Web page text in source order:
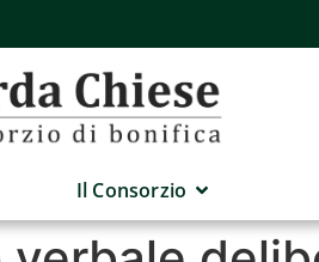
Il Consorzio